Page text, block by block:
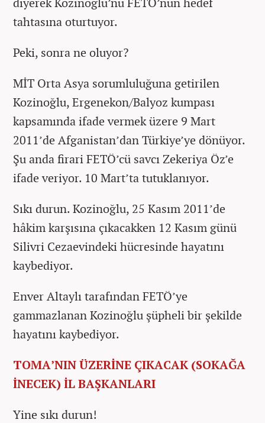
tahtasına oturtuyor.
Peki, sonra ne oluyor?
MİT Orta Asya sorumluluğuna getirilen
Kozinoğlu, Ergenekon/Balyoz kumpası
kapsamında ifade vermek üzere 9 Mart
2011’de Afganistan’dan Türkiye’ye dönüyor.
Şu anda firari FETÖ’cü savcı Zekeriya Öz’e
ifade veriyor. 10 Mart’ta tutuklanıyor.
Sıkı durun. Kozinoğlu, 25 Kasım 2011’de
hâkim karşısına çıkacakken 12 Kasım günü
Silivri Cezaevindeki hücresinde hayatını
kaybediyor.
Enver Altaylı tarafından FETÖ’ye
gammazlanan Kozinoğlu şüpheli bir şekilde
hayatını kaybediyor.
TOMA’NIN ÜZERİNE ÇIKACAK (SOKAĞA
İNECEK) İL BAŞKANLARI
Yine sıkı durun!